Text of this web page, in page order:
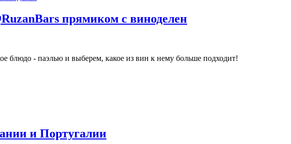
прямиком с виноделен
блюдо - паэлью и выберем, какое из вин к нему больше подходит!
и Португалии